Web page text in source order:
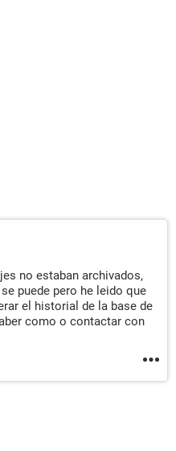
no estaban archivados,
puede pero he leido que
el historial de la base de
como o contactar con